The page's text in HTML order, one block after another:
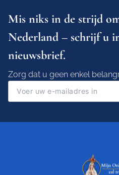
Mis niks in de strijd
Nederland – schrijf u
nieuwsbrief.
Zorg dat u geen enkel